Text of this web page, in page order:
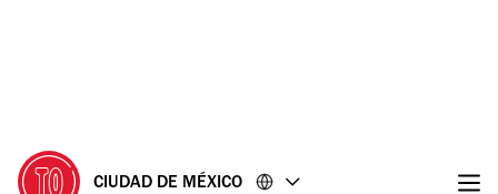
CIUDAD DE MÉXICO